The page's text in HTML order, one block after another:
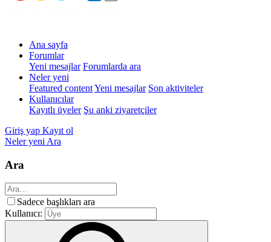
Ana sayfa
Forumlar
Yeni mesajlar Forumlarda ara
Neler yeni
Featured contentYeni mesajlar Son aktiviteler
Kullanıcılar
Kayıtlı üyeler Şu anki ziyaretçiler
Giriş yap Kayıt ol
Neler yeni Ara
Ara
Sadece başlıkları ara
Kullanıcı: